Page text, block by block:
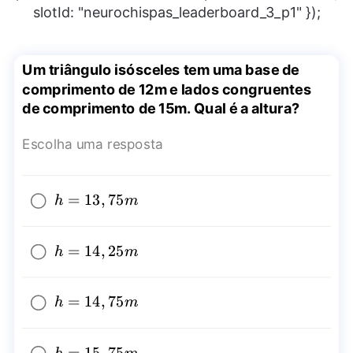
slotId: "neurochispas_leaderboard_3_p1" });
Um triângulo isósceles tem uma base de
comprimento de 12m e lados congruentes
de comprimento de 15m. Qual é a altura?
Escolha uma resposta
h=13,75m
h = 13, 75m
h=14,25m
h = 14, 25m
h=14,75m
h = 14, 75m